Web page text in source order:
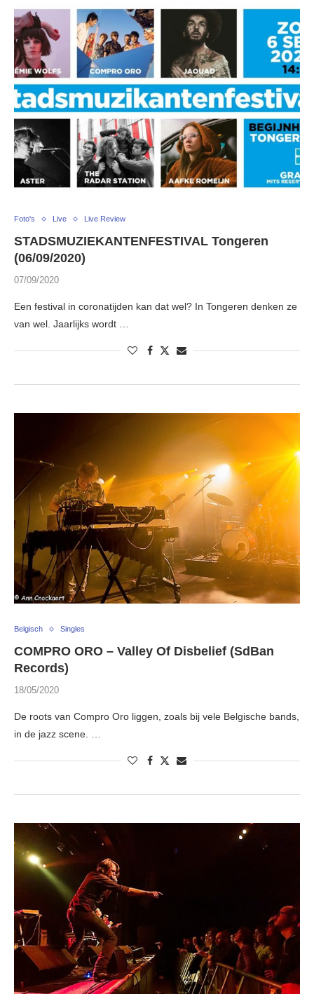
Foto's Live Live Review
STADSMUZIEKANTENFESTIVAL Tongeren
(06/09/2020)
07/09/2020
Een festival in coronatijden kan dat wel? In Tongeren denken ze
van wel. Jaarlijks wordt …
Belgisch Singles
COMPRO ORO – Valley Of Disbelief (SdBan
Records)
18/05/2020
De roots van Compro Oro liggen, zoals bij vele Belgische bands,
in de jazz scene. …